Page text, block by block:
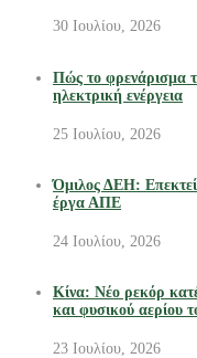
30 Ιουλίου, 2026
Πώς το φρενάρισμα
ηλεκτρική ενέργεια
25 Ιουλίου, 2026
Όμιλος ΔΕΗ:
έργα ΑΠΕ
24 Ιουλίου, 2026
Κίνα: Νέο ρεκόρ
και φυσικού αερίου
23 Ιουλίου, 2026